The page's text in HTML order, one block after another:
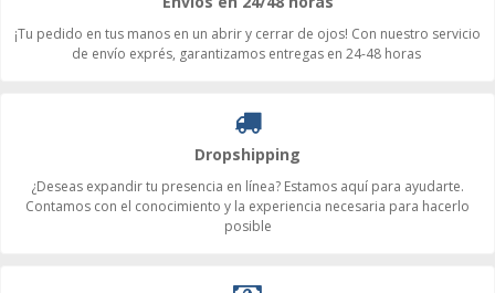
¡Tu pedido en tus manos en un abrir y cerrar de ojos! Con nuestro servicio
de envío exprés, garantizamos entregas en 24-48 horas
Dropshipping
¿Deseas expandir tu presencia en línea? Estamos aquí para ayudarte.
Contamos con el conocimiento y la experiencia necesaria para hacerlo
posible